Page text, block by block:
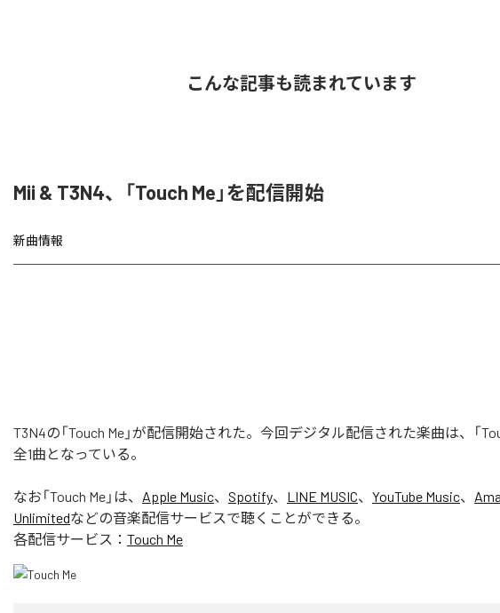
こんな記事も読まれています
Mii & T3N4、「Touch Me」を配信開始
新曲情報
T3N4の「Touch Me」が配信開始された。今回デジタル配信された楽曲は、「
全1曲となっている。
なお「Touch Me 」は、 Apple Music、 Spotify、 LINE MUSIC、 YouTube Music、
Unlimitedなどの音楽配信サービスで聴くことができる。
各配信サービス： Touch Me